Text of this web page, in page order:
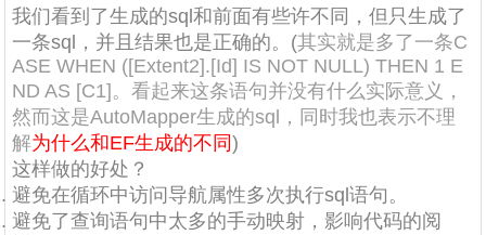
我们看到了生成的sql和前面有些许不同，但只生成了
一条sql，并且结果也是正确的。(其实就是多了一条C
ASE WHEN ([Extent2].[Id] IS NOT NULL) THEN 1 E
ND AS [C1]。看起来这条语句并没有什么实际意义，
然而这是AutoMapper生成的sql，同时我也表示不理
解为什么和EF生成的不同)
这样做的好处？
避免在循环中访问导航属性多次执行sql语句。
避免了查询语句中太多的手动映射，影响代码的阅